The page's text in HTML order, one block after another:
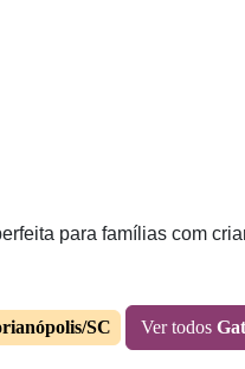
para famílias com
SC Ver todos